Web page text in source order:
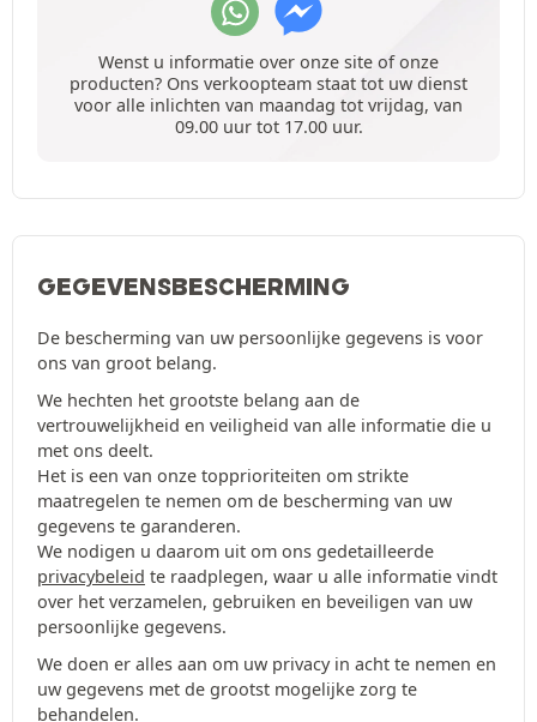
Wenst u informatie over onze site of onze
producten? Ons verkoopteam staat tot uw dienst
voor alle inlichten van maandag tot vrijdag, van
09.00 uur tot 17.00 uur.
GEGEVENSBESCHERMING
De bescherming van uw persoonlijke gegevens is voor
ons van groot belang.
We hechten het grootste belang aan de
vertrouwelijkheid en veiligheid van alle informatie die u
met ons deelt.
Het is een van onze topprioriteiten om strikte
maatregelen te nemen om de bescherming van uw
gegevens te garanderen.
We nodigen u daarom uit om ons gedetailleerde
privacybeleid te raadplegen, waar u alle informatie vindt
over het verzamelen, gebruiken en beveiligen van uw
persoonlijke gegevens.
We doen er alles aan om uw privacy in acht te nemen en
uw gegevens met de grootst mogelijke zorg te
behandelen.